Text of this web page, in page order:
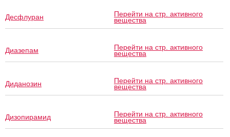
Десфлуран Перейти на стр. активного
вещества
Диазепам Перейти на стр. активного
вещества
Диданозин Перейти на стр. активного
вещества
Дизопирамид Перейти на стр. активного
вещества